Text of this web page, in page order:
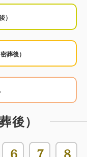
あるのですが、
葬(個人葬)を行
多少、時間があ
ことが膨大にあ
想いを引き継い
）
密葬後）
後）
6 7 8